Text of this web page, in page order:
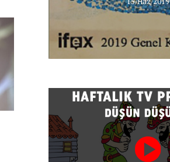
erişim engeli
30/07/2026